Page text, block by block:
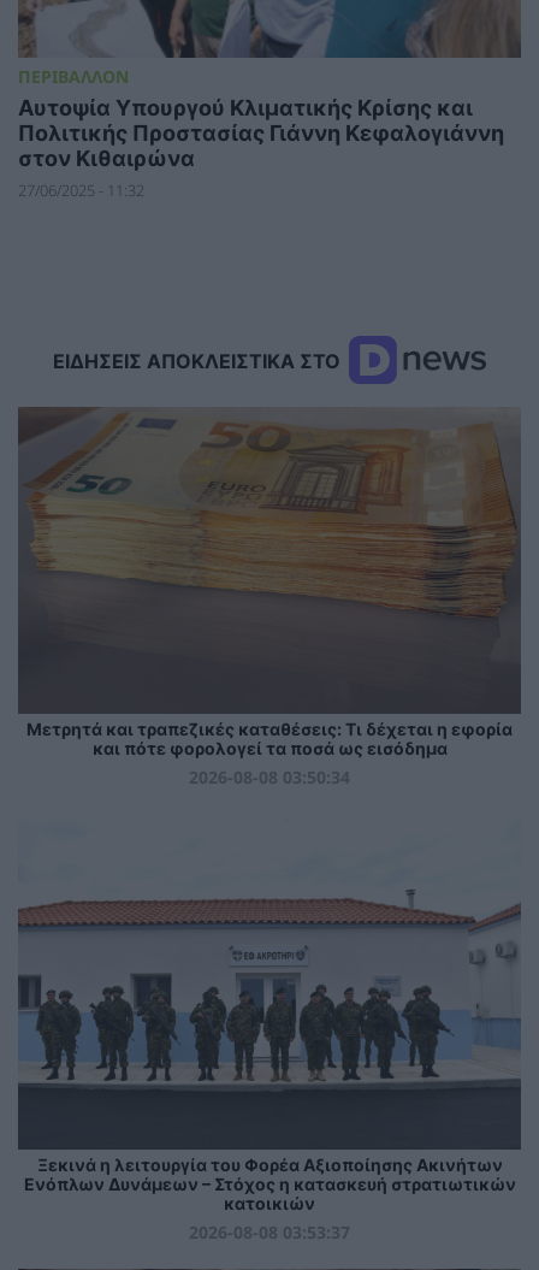
ΠΕΡΙΒΑΛΛΟΝ
Αυτοψία Υπουργού Κλιματικής Κρίσης και
Πολιτικής Προστασίας Γιάννη Κεφαλογιάννη
στον Κιθαιρώνα
27/06/2025 - 11:32
ΕΙΔΗΣΕΙΣ ΑΠΟΚΛΕΙΣΤΙΚΑ ΣΤΟ
Μετρητά και τραπεζικές καταθέσεις: Τι δέχεται η εφορία
και πότε φορολογεί τα ποσά ως εισόδημα
2026-08-08 03:50:34
Ξεκινά η λειτουργία του Φορέα Αξιοποίησης Ακινήτων
Ενόπλων Δυνάμεων – Στόχος η κατασκευή στρατιωτικών
κατοικιών
2026-08-08 03:53:37